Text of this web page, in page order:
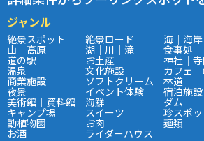
ジャンル
絶景スポット 絶景ロード 海｜海
山｜高原 湖｜川｜滝 食事処
道の駅 お土産 神社｜
温泉 文化施設 カフェ
商業施設 ソフトクリーム 林道
夜景 イベント体験 宿泊施設
美術館｜資料館 海鮮 ダム
キャンプ場 スイーツ 珍スポッ
動植物園 お肉 麺類
お酒 ライダーハウス